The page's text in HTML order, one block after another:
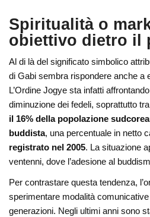
Spiritualità o
obiettivo dietro il
Al di là del significato simbolico
di Gabi sembra rispondere anche a
L’Ordine Jogye sta infatti
diminuzione dei fedeli, soprattutto
il 16% della popolazione
buddista, una percentuale in netto
registrato nel 2005. La situazione
ventenni, dove l’adesione al
Per contrastare questa tendenza,
sperimentare modalità
generazioni. Negli ultimi anni sono